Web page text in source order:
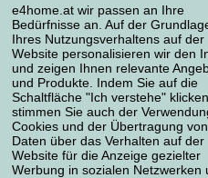
e4home.at wir passen an Ihre
Bedürfnisse an. Auf der
Ihres Nutzungsverhaltens auf der
Website personalisieren wir den
und zeigen Ihnen relevante
und Produkte. Indem Sie auf die
Schaltfläche "Ich verstehe" klicken,
stimmen Sie auch der
Cookies und der Übertragung von
Daten über das Verhalten auf der
Website für die Anzeige gezielter
Werbung in sozialen Netzwerken
Transportarten
Zahlungsmethoden